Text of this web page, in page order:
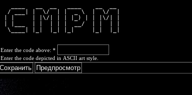
  / ___| |  \/  | |  _ \  |  \/  |
| |     | |\/| | | |_) | | |\/| |
| |___  | |  | | |  __/  | |  | |
  \____| |_|  |_| |_|     |_|  |_|
Enter the code above: *
Enter the code depicted in ASCII art style.